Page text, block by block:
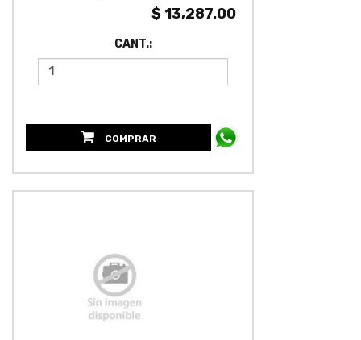
$ 13,287.00
CANT.:
COMPRAR